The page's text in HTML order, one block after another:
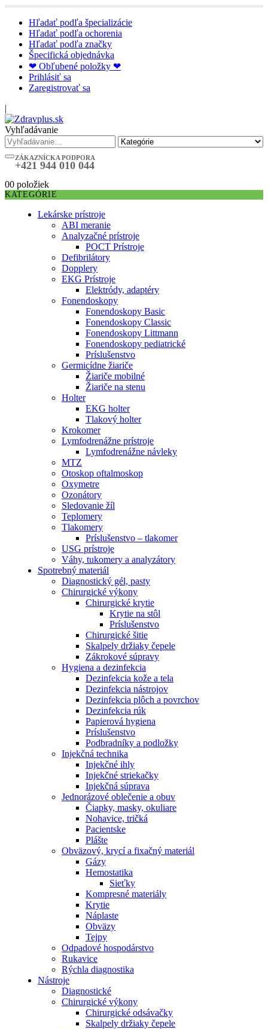
Hľadať podľa špecializácie
Hľadať podľa ochorenia
Hľadať podľa značky
Špecifická objednávka
❤ Obľubené položky ❤
Prihlásiť sa
Zaregistrovať sa
|
Vyhľadávanie
ZÁKAZNÍCKA PODPORA
+421 944 010 044
00 položiek
KATEGÓRIE
Lekárske prístroje
ABI meranie
Analyzačné prístroje
POCT Prístroje
Defibrilátory
Dopplery
EKG Prístroje
Elektródy, adaptéry
Fonendoskopy
Fonendoskopy Basic
Fonendoskopy Classic
Fonendoskopy Littmann
Fonendoskopy pediatrické
Príslušenstvo
Germicídne žiariče
Žiariče mobilné
Žiariče na stenu
Holter
EKG holter
Tlakový holter
Krokomer
Lymfodrenážne prístroje
Lymfodrenážne návleky
MTZ
Otoskop oftalmoskop
Oxymetre
Ozonátory
Sledovanie žíl
Teplomery
Tlakomery
Príslušenstvo – tlakomer
USG prístroje
Váhy, tukomery a analyzátory
Spotrebný materiál
Diagnostický gél, pasty
Chirurgické výkony
Chirurgické krytie
Krytie na stôl
Príslušenstvo
Chirurgické šitie
Skalpely držiaky čepele
Zákrokové súpravy
Hygiena a dezinfekcia
Dezinfekcia kože a tela
Dezinfekcia nástrojov
Dezinfekcia plôch a povrchov
Dezinfekcia rúk
Papierová hygiena
Príslušenstvo
Podbradníky a podložky
Injekčná technika
Injekčné ihly
Injekčné striekačky
Injekčná súprava
Jednorázové oblečenie a obuv
Čiapky, masky, okuliare
Nohavice, tričká
Pacientske
Plášte
Obväzový, krycí a fixačný materiál
Gázy
Hemostatika
Sieťky
Kompresné materiály
Krytie
Náplaste
Obväzy
Tejpy
Odpadové hospodárstvo
Rukavice
Rýchla diagnostika
Nástroje
Diagnostické
Chirurgické výkony
Chirurgické odsávačky
Skalpely držiaky čepele